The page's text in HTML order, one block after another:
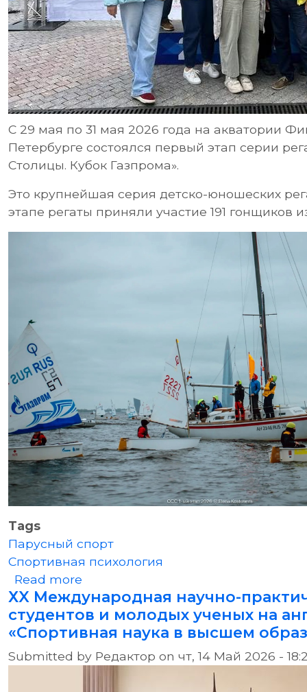
С 29 мая по 31 мая 2026 года на акватории
Петербурге состоялся первый этап серии
Столицы. Кубок Газпрома».
Это крупнейшая серия детско-юношеских
этапе регаты приняли участие 191 гонщиков
Tags
Парусный спорт
Спортивная психология
Read moreabout Первый этап серии регат
ХX Международная научно-
студентов и молодых ученых на
«Спортивная наука в высшем
Submitted by Редактор on чт, 14 Май 2026 -